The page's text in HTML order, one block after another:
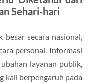
Sehari-hari
besar secara nasional,
personal. Informasi
layanan publik,
kali berpengaruh pada